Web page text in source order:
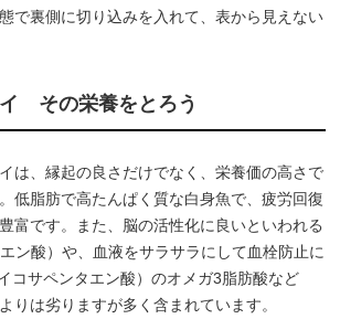
で裏側に切り込みを入れて、表から見えない
その栄養をとろう
は、縁起の良さだけでなく、栄養価の高さで
低脂肪で高たんぱく質な白身魚で、疲労回復
富です。また、脳の活性化に良いといわれる
ン酸）や、血液をサラサラにして血栓防止に
コサペンタエン酸）のオメガ3脂肪酸など
りは劣りますが多く含まれています。